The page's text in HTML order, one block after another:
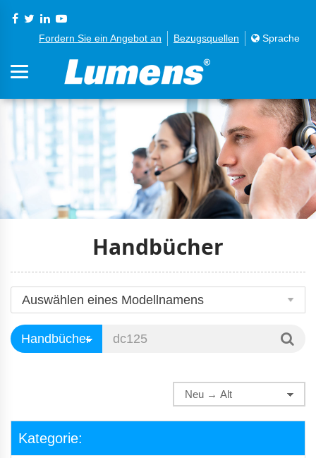
Fordern Sie ein Angebot an Bezugsquellen Sprache
Handbücher
Kategorie: